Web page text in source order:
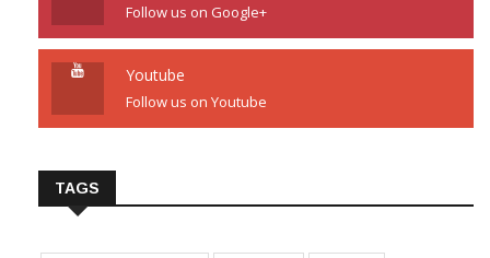
Follow us on Google+
Youtube
Follow us on Youtube
TAGS